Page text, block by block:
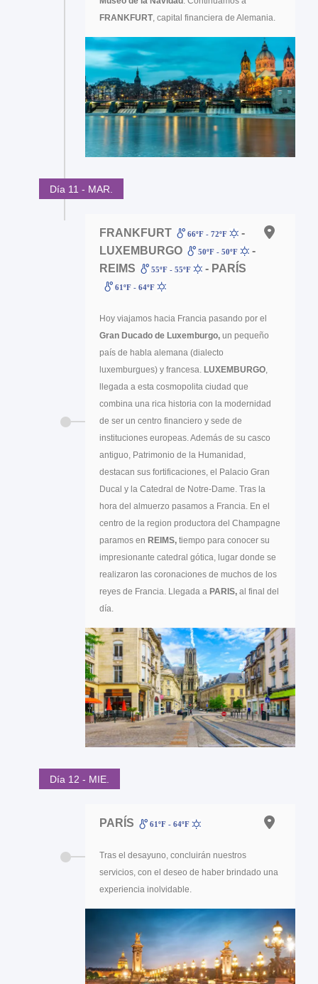
FRANKFURT, capital financiera de Alemania.
Día 11 - MAR.
FRANKFURT 66ºF - 72ºF
-
LUXEMBURGO
50ºF - 50ºF
-
REIMS
55ºF - 55ºF - PARÍS
61ºF - 64ºF
Hoy viajamos hacia Francia pasando por el
Gran Ducado de Luxemburgo, un pequeño
país de habla alemana (dialecto
luxemburgues) y francesa. LUXEMBURGO
llegada a esta cosmopolita ciudad que
combina una rica historia con la modernidad
de ser un centro financiero y sede de
instituciones europeas. Además de su casco
antiguo, Patrimonio de la Humanidad,
destacan sus fortificaciones, el Palacio Gran
Ducal y la Catedral de Notre-Dame. Tras la
hora del almuerzo pasamos a Francia. En el
centro de la region productora del Champagne
paramos en REIMS, tiempo para conocer su
impresionante catedral gótica, lugar donde se
realizaron las coronaciones de muchos de los
reyes de Francia. Llegada a PARIS, al final del
día.
Día 12 - MIE.
PARÍS 61ºF - 64ºF
Tras el desayuno, concluirán nuestros
servicios, con el deseo de haber brindado una
experiencia inolvidable.